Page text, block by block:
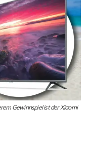
Gewinnspiel ist der Xiaomi